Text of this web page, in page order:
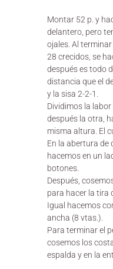
Montar 52 p. y
delantero, pero
ojales. Al
28 crecidos, se
después es todo
distancia que el
y la sisa 2-2-1.
Dividimos la
después la otra,
misma altura. El
En la abertura de
hacemos en un
botones.
Después,
para hacer la tira
Igual hacemos
ancha (8 vtas.).
Para terminar el
cosemos los
espalda y en la